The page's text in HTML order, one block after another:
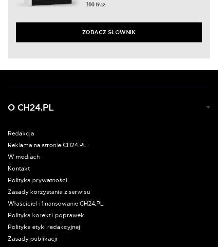
300 fraz.
ZOBACZ SŁOWNIK
O CH24.PL
Redakcja
Reklama na stronie CH24.PL
W mediach
Kontakt
Polityka prywatności
Zasady korzystania z serwisu
Właściciel i finansowanie CH24.PL
Polityka korekt i poprawek
Polityka etyki redakcyjnej
Zasady publikacji